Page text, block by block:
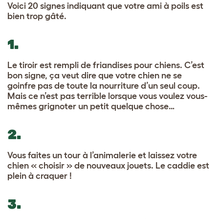
Voici 20 signes indiquant que votre ami à poils est
bien trop gâté.
1.
Le tiroir est rempli de friandises pour chiens. C’est
bon signe, ça veut dire que votre chien ne se
goinfre pas de toute la nourriture d’un seul coup.
Mais ce n’est pas terrible lorsque vous voulez vous-
mêmes grignoter un petit quelque chose…
2.
Vous faites un tour à l’animalerie et laissez votre
chien « choisir » de nouveaux jouets. Le caddie est
plein à craquer !
3.